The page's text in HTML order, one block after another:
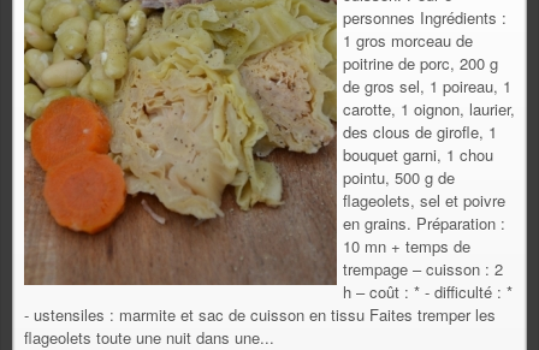
personnes Ingrédients :
1 gros morceau de
poitrine de porc, 200 g
de gros sel, 1 poireau, 1
carotte, 1 oignon, laurier,
des clous de girofle, 1
bouquet garni, 1 chou
pointu, 500 g de
flageolets, sel et poivre
en grains. Préparation :
10 mn + temps de
trempage – cuisson : 2
h – coût : * - difficulté : *
- ustensiles : marmite et sac de cuisson en tissu Faites tremper les
flageolets toute une nuit dans une...